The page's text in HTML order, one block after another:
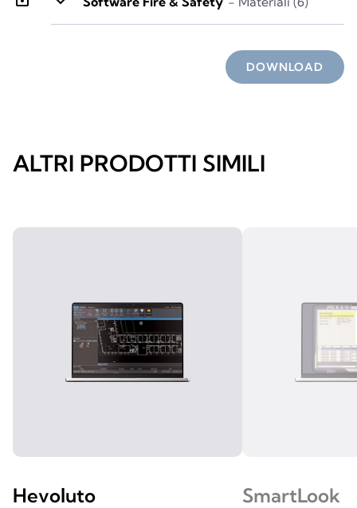
DOWNLOAD
ALTRI PRODOTTI SIMILI
Hevoluto SmartLook